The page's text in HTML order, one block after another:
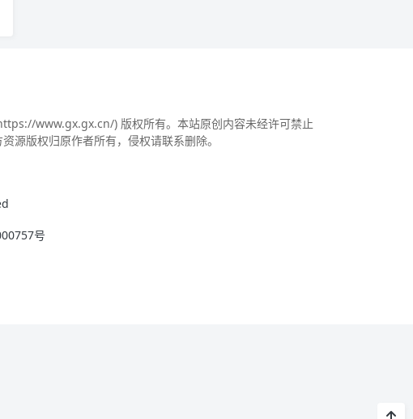
www.gx.gx.cn/) 版权所有。本站原创内容未经许可禁止
源版权归原作者所有，侵权请联系删除。
号